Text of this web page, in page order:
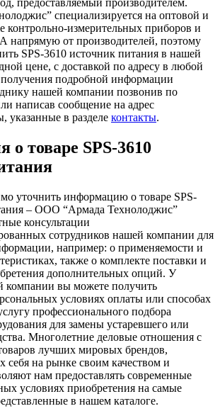
специализируется на оптовой и
контрольно-измерительных приборов и
напрямую от производителей, поэтому
SPS-3610 источник питания в нашей
цене, с доставкой по адресу в любой
подробной информации
нашей компании позвонив по
написав сообщение на адрес
указанные в разделе контакты.
товаре SPS-3610
уточнить информацию о товаре SPS-
– ООО “Армада Технолоджис”
консультации
сотрудников нашей компании для
например: о применяемости и
также о комплекте поставки и
дополнительных опций. У
компании вы можете получить
условиях оплаты или способах
профессионального подбора
для замены устаревшего или
Многолетние деловые отношения с
лучших мировых брендов,
себя на рынке своим качеством и
нам предоставлять современные
условиях приобретения на самые
в нашем каталоге.